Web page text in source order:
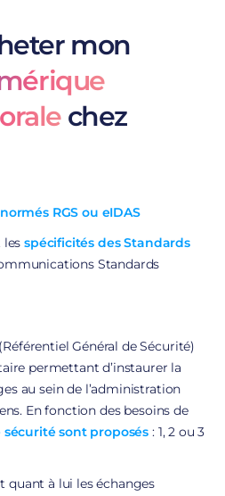
mon
chez
RGS ou eIDAS
lesspécificités des Standards
Standards
Général de Sécurité)
permettant d’instaurer la
au sein de l’administration
En fonction des besoins de
sont proposés : 1, 2 ou 3
quant à lui les échanges